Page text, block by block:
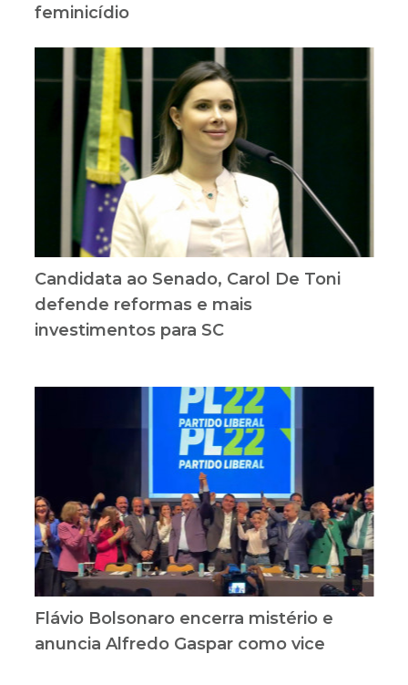
feminicídio
Candidata ao Senado, Carol De Toni
defende reformas e mais
investimentos para SC
Flávio Bolsonaro encerra mistério e
anuncia Alfredo Gaspar como vice